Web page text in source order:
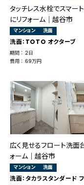
タッチレス水栓でスマー
にリフォーム｜越谷市
マンション 洗面
洗面：TOTO オクターブ
期間 ： 2日
費用 ： 69万円
広く見せるフロート洗面
ォーム｜越谷市
マンション 洗面